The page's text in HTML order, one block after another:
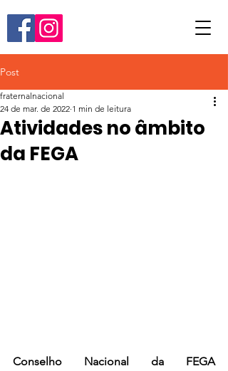
Post
Atividades no âmbito
da FEGA
fraternalnacional
24 de mar. de 2022 1 min de leitura
Conselho Nacional da FEGA